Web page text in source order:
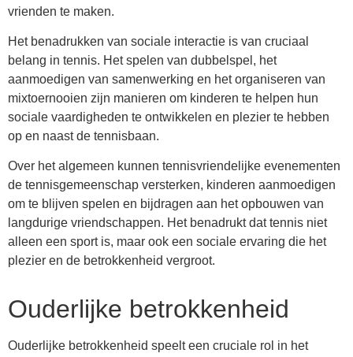
vrienden te maken.
Het benadrukken van sociale interactie is van cruciaal
belang in tennis. Het spelen van dubbelspel, het
aanmoedigen van samenwerking en het organiseren van
mixtoernooien zijn manieren om kinderen te helpen hun
sociale vaardigheden te ontwikkelen en plezier te hebben
op en naast de tennisbaan.
Over het algemeen kunnen tennisvriendelijke evenementen
de tennisgemeenschap versterken, kinderen aanmoedigen
om te blijven spelen en bijdragen aan het opbouwen van
langdurige vriendschappen. Het benadrukt dat tennis niet
alleen een sport is, maar ook een sociale ervaring die het
plezier en de betrokkenheid vergroot.
Ouderlijke betrokkenheid
Ouderlijke betrokkenheid speelt een cruciale rol in het